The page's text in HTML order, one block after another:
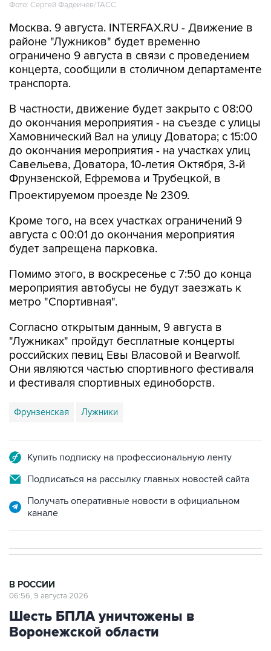
Фото: Сергей Фадеичев/ТАСС
Москва. 9 августа. INTERFAX.RU - Движение в
районе "Лужников" будет временно
ограничено 9 августа в связи с проведением
концерта, сообщили в столичном департаменте
транспорта.
В частности, движение будет закрыто с 08:00
до окончания мероприятия - на съезде с улицы
Хамовнический Вал на улицу Доватора; с 15:00
до окончания мероприятия - на участках улиц
Савельева, Доватора, 10-летия Октября, 3-й
Фрунзенской, Ефремова и Трубецкой, в
Проектируемом проезде № 2309.
Кроме того, на всех участках ограничений 9
августа с 00:01 до окончания мероприятия
будет запрещена парковка.
Помимо этого, в воскресенье с 7:50 до конца
мероприятия автобусы не будут заезжать к
метро "Спортивная".
Согласно открытым данным, 9 августа в
"Лужниках" пройдут бесплатные концерты
российских певиц Евы Власовой и Bearwolf.
Они являются частью спортивного фестиваля
и фестиваля спортивных единоборств.
Фрунзенская Лужники
Купить подписку на профессиональную ленту
Подписаться на рассылку главных новостей сайта
Получать оперативные новости в официальном
канале
В РОССИИ
06:56, 9 августа 2026
Шесть БПЛА уничтожены в
Воронежской области